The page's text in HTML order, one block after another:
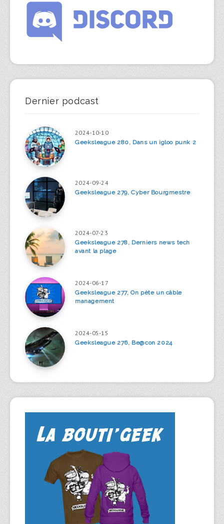
Dernier podcast
2024-10-10
Geeksleague 280, Dans un igloo punk 2
2024-09-24
Geeksleague 279, Cyber Bourgmestre
2024-07-23
Geeksleague 278, Derniers news tech
avant la plage
2024-06-17
Geeksleague 277, On pète un câble
management
2024-05-15
Geeksleague 276, Be@con 2024